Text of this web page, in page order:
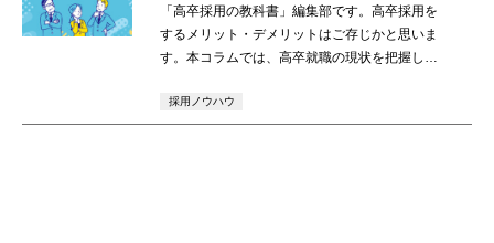
「高卒採用の教科書」編集部です。高卒採用を
するメリット・デメリットはご存じかと思いま
す。本コラムでは、高卒就職の現状を把握し、
り秀でている点を知り、高卒就職のレベルにつ
いて解説い […]
採用ノウハウ